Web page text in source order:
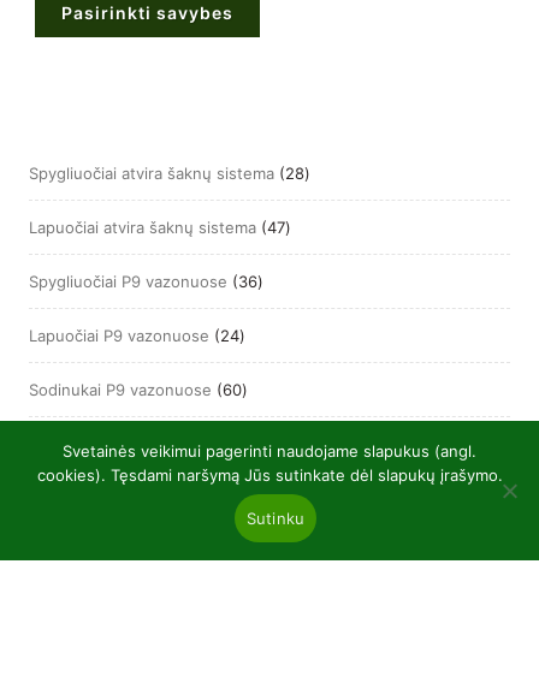
225,00 €
Pasirinkti savybes
may
be
chosen
on
the
product
Spygliuočiai atvira šaknų sistema 2828
produktai
Lapuočiai atvira šaknų sistema 4747
produktai
Spygliuočiai P9 vazonuose
3636
produktai
Lapuočiai P9 vazonuose
2424
produktai
Sodinukai P9 vazonuose
6060
produktų
Vazonuose
5
produktai
Svetainės veikimui pagerinti naudojame slapukus (angl.
cookies). Tęsdami naršymą Jūs sutinkate dėl slapukų įrašymo.
Sutinku